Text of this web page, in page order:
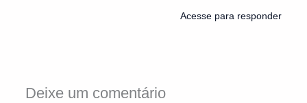
Acesse para responder
Deixe um comentário